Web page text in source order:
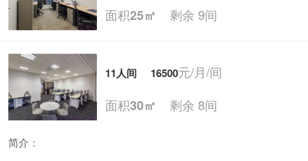
面积25㎡ 剩余 9间
11人间 16500元/月/间
面积30㎡ 剩余 8间
简介：